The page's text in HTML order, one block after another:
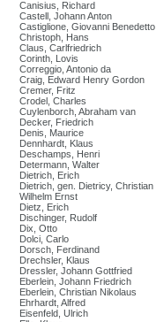
Canisius, Richard
Castell, Johann Anton
Castiglione, Giovanni Benedetto
Christoph, Hans
Claus, Carlfriedrich
Corinth, Lovis
Correggio, Antonio da
Craig, Edward Henry Gordon
Cremer, Fritz
Crodel, Charles
Cuylenborch, Abraham van
Decker, Friedrich
Denis, Maurice
Dennhardt, Klaus
Deschamps, Henri
Determann, Walter
Dietrich, Erich
Dietrich, gen. Dietricy, Christian
Wilhelm Ernst
Dietz, Erich
Dischinger, Rudolf
Dix, Otto
Dolci, Carlo
Dorsch, Ferdinand
Drechsler, Klaus
Dressler, Johann Gottfried
Eberlein, Johann Friedrich
Eberlein, Christian Nikolaus
Ehrhardt, Alfred
Eisenfeld, Ulrich